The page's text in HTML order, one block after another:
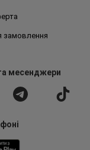
замовлення
месенджери